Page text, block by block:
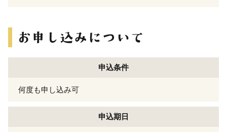
申込条件
何度も申し込み可
申込期日